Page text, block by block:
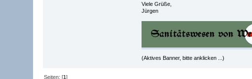
Viele Grüße,
Jürgen
(Aktives Banner, bitte anklicken ...)
Seiten: [1]